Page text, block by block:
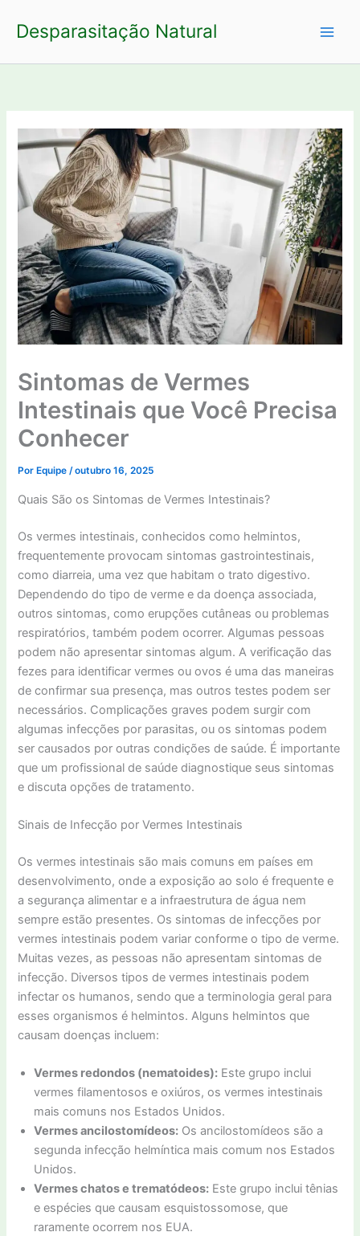
para
conteúdo
Desparasitação Natural
Sintomas de Vermes
Intestinais que Você Precisa
Conhecer
Por Equipe/outubro 16, 2025
Quais São os Sintomas de Vermes Intestinais?
Os vermes intestinais, conhecidos como helmintos,
frequentemente provocam sintomas gastrointestinais,
como diarreia, uma vez que habitam o trato digestivo.
Dependendo do tipo de verme e da doença associada,
outros sintomas, como erupções cutâneas ou problemas
respiratórios, também podem ocorrer. Algumas pessoas
podem não apresentar sintomas algum. A verificação das
fezes para identificar vermes ou ovos é uma das maneiras
de confirmar sua presença, mas outros testes podem ser
necessários. Complicações graves podem surgir com
algumas infecções por parasitas, ou os sintomas podem
ser causados por outras condições de saúde. É importante
que um profissional de saúde diagnostique seus sintomas
e discuta opções de tratamento.
Sinais de Infecção por Vermes Intestinais
Os vermes intestinais são mais comuns em países em
desenvolvimento, onde a exposição ao solo é frequente e
a segurança alimentar e a infraestrutura de água nem
sempre estão presentes. Os sintomas de infecções por
vermes intestinais podem variar conforme o tipo de verme.
Muitas vezes, as pessoas não apresentam sintomas de
infecção. Diversos tipos de vermes intestinais podem
infectar os humanos, sendo que a terminologia geral para
esses organismos é helmintos. Alguns helmintos que
causam doenças incluem:
Vermes redondos (nematoides): Este grupo inclui
vermes filamentosos e oxiúros, os vermes intestinais
mais comuns nos Estados Unidos.
Vermes ancilostomídeos: Os ancilostomídeos são a
segunda infecção helmíntica mais comum nos Estados
Unidos.
Vermes chatos e trematódeos: Este grupo inclui tênias
e espécies que causam esquistossomose, que
raramente ocorrem nos EUA.